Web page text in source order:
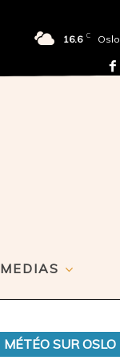
16.6 C Oslo
MEDIAS
MÉTÉO SUR OSLO